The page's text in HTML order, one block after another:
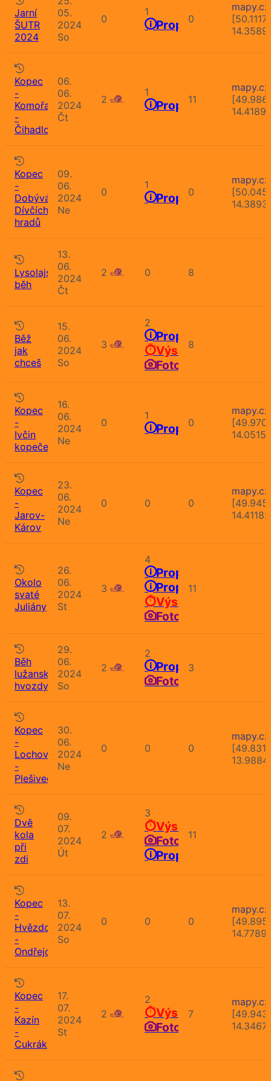
Jarní
ŠUTR
2024
05.
2024
So
0
1
Propozice
0
Kopec
-
Komořany
-
Čihadlo
06.
06.
2024
Čt
2
1
Propozice
11
Kopec
-
Dobývání
Dívčích
hradů
09.
06.
2024
Ne
0
1
Propozice
0
Lysolajský
běh
13.
06.
2024
Čt
2 0 8
Běž
jak
chceš
15.
06.
2024
So
3
2
Propozice
Výsledky
Fotografie
8
Kopec
-
Ivčin
kopeček
16.
06.
2024
Ne
0
1
Propozice
0
Kopec
-
Jarov-
Károv
23.
06.
2024
Ne
0 0 0
Okolo
svaté
Juliány
26.
06.
2024
St
3
4
Propozice
Propozice
Výsledky
Fotografie
11
Běh
lužanskými
hvozdy
29.
06.
2024
So
2
2
Propozice
Fotografie
3
Kopec
-
Lochovice
-
Plešivec
30.
06.
2024
Ne
0 0 0
Dvě
kola
při
zdi
09.
07.
2024
Út
2
3
Výsledky
Fotografie
Propozice
11
Kopec
-
Hvězdonice
-
Ondřejov
13.
07.
2024
So
0 0 0
Kopec
-
Kazín
-
Cukrák
17.
07.
2024
St
2
2
Výsledky
Fotografie
7